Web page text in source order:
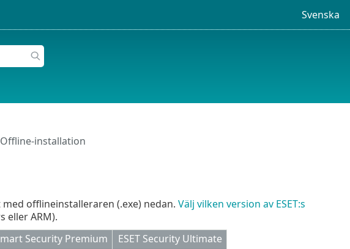
Svenska
installation
offlineinstalleraren (.exe) nedan. Välj vilken version av ESET:s
eller ARM).
Security Premium
ESET Security Ultimate